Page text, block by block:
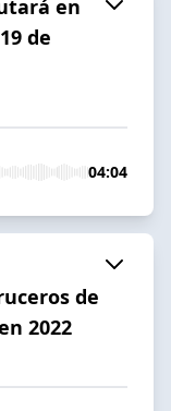
en
de
04:04
de
2022